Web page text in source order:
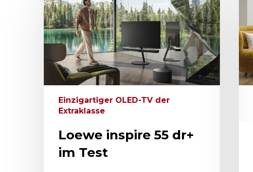
Einzigartiger OLED-TV der
Extraklasse
Loewe inspire 55 dr+
im Test